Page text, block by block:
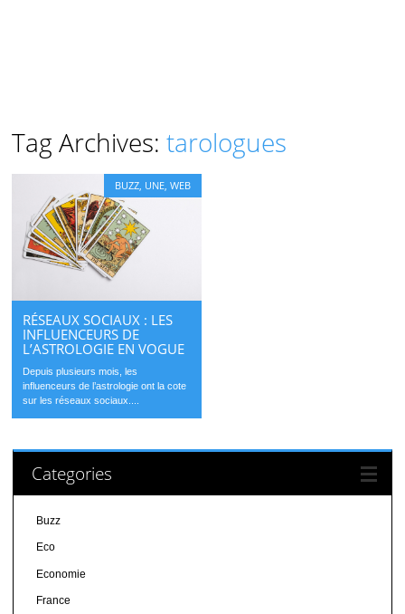
Tag Archives:tarologues
BUZZ UNE ,WEB
RÉSEAUX SOCIAUX : LES
INFLUENCEURS DE
L’ASTROLOGIE EN VOGUE
Depuis plusieurs mois, les
influenceurs de l’astrologie ont la cote
sur les réseaux sociaux....
Categories
Buzz
Eco
Economie
France